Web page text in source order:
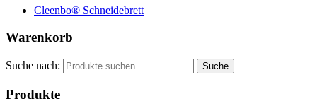
Cleenbo® Schneidebrett
Warenkorb
Suche nach: Suche
Produkte